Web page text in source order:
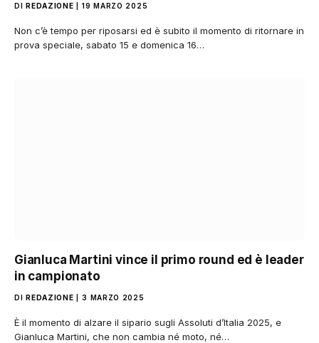
DI REDAZIONE 19 MARZO 2025
Non c’è tempo per riposarsi ed è subito il momento di ritornare in
prova speciale, sabato 15 e domenica 16…
Gianluca Martini vince il primo round ed è leader
in campionato
DI REDAZIONE 3 MARZO 2025
È il momento di alzare il sipario sugli Assoluti d’Italia 2025, e
Gianluca Martini, che non cambia né moto, né…